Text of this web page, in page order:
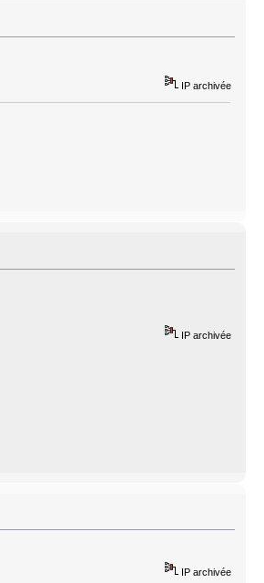
IP archivée
IP archivée
IP archivée